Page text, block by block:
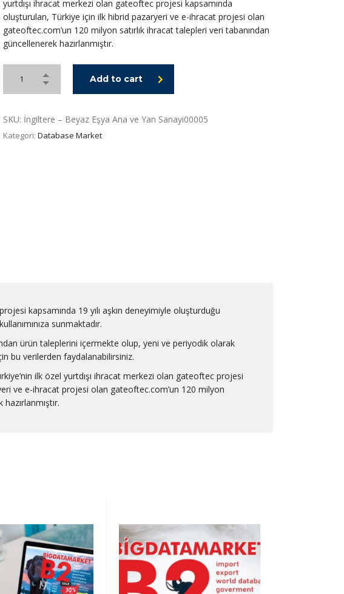
yurtdışı ihracat merkezi olan gateoftec projesi kapsamında
oluşturulan, Türkiye için ilk hibrid pazaryeri ve e-ihracat projesi olan
gateoftec.com’un 120 milyon satırlık ihracat talepleri veri tabanından
güncellenerek hazırlanmıştır.
Add to cart
SKU: İngiltere – Beyaz Eşya Ana ve Yan Sanayi00005
Kategori: Database Market
kapsamında 19 yılı aşkın deneyimiyle oluşturduğu
sunmaktadır.
ürün taleplerini içermekte olup, yeni ve periyodik olarak
bu verilerden faydalanabilirsiniz.
ilk özel yurtdışı ihracat merkezi olan gateoftec projesi
ve e-ihracat projesi olan gateoftec.com’un 120 milyon